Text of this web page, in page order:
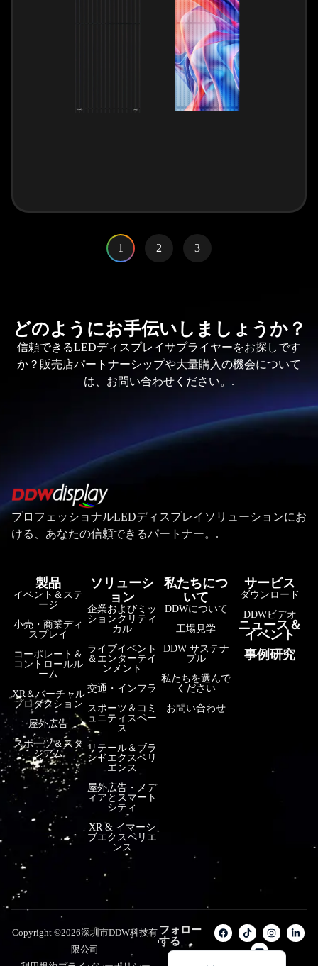
1 2 3
どのようにお手伝いしましょうか？
信頼できるLEDディスプレイサプライヤーをお探しです
か？販売店パートナーシップや大量購入の機会について
は、お問い合わせください。.
プロフェッショナルLEDディスプレイソリューションにお
ける、あなたの信頼できるパートナー。.
製品
イベント＆ステ
ージ
小売・商業ディ
スプレイ
コーポレート＆
コントロールル
ーム
XR＆バーチャル
プロダクション
屋外広告
スポーツ＆スタ
ジアム
ソリューシ
ョン
企業およびミッ
ションクリティ
カル
ライブイベント
＆エンターテイ
ンメント
交通・インフラ
スポーツ＆コミ
ュニティスペー
ス
リテール＆ブラ
ンドエクスペリ
エンス
屋外広告・メデ
ィアとスマート
シティ
XR & イマーシ
ブエクスペリエ
ンス
私たちにつ
いて
DDWについて
工場見学
DDW サステナ
ブル
私たちを選んで
ください
お問い合わせ
サービス
ダウンロード
DDWビデオ
ニュース＆
イベント
事例研究
Copyright ©2026深圳市DDW科技有
限公司
フォロー
する
English
Español
العربية
Bahasa Indonesia
हिन्दी
فارسی